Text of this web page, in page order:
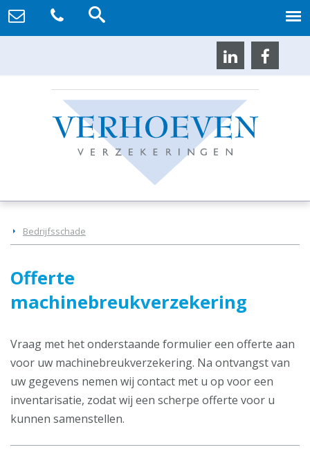
Bedrijfsschade
Offerte
machinebreukverzekering
Vraag met het onderstaande formulier een offerte aan
voor uw machinebreukverzekering. Na ontvangst van
uw gegevens nemen wij contact met u op voor een
inventarisatie, zodat wij een scherpe offerte voor u
kunnen samenstellen.